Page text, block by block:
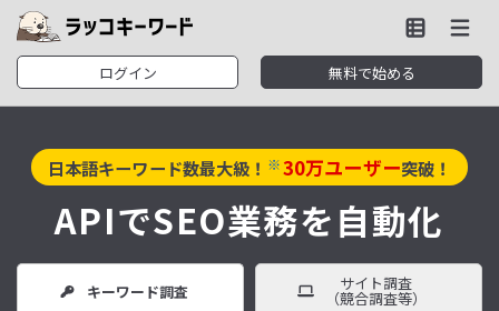
ログイン 無料で始める
日本語キーワード数最大級！ ※30万ユーザー突破！
APIでSEO業務を自動化
キーワード調査 サイト調査
（競合調査等）